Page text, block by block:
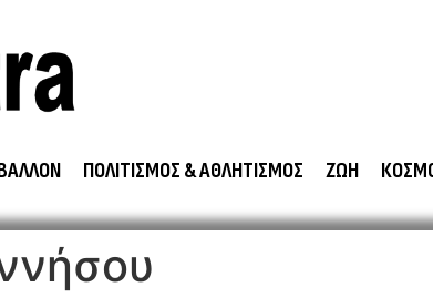
ΠΟΛΙΤΙΣΜΟΣ & ΑΘΛΗΤΙΣΜΟΣ ΖΩΗ